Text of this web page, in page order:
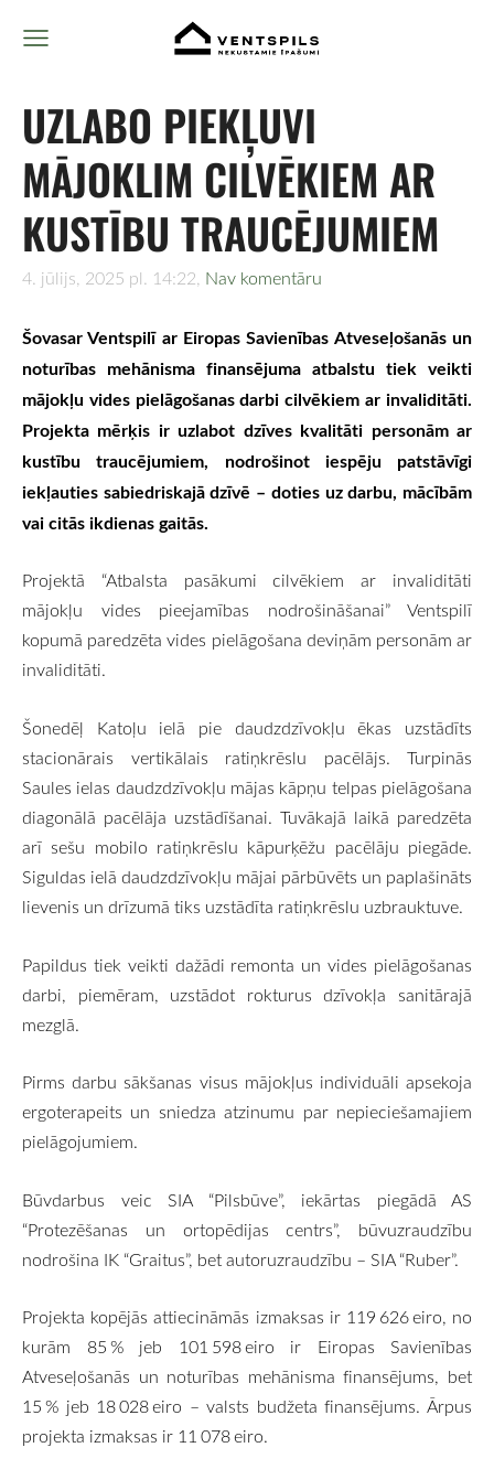
UZLABO PIEKĻUVI
MĀJOKLIM CILVĒKIEM AR
KUSTĪBU TRAUCĒJUMIEM
4. jūlijs, 2025 pl. 14:22, Nav komentāru
Šovasar Ventspilī ar Eiropas Savienības Atveseļošanās un
noturības mehānisma finansējuma atbalstu tiek veikti
mājokļu vides pielāgošanas darbi cilvēkiem ar invaliditāti.
Projekta mērķis ir uzlabot dzīves kvalitāti personām ar
kustību traucējumiem, nodrošinot iespēju patstāvīgi
iekļauties sabiedriskajā dzīvē – doties uz darbu, mācībām
vai citās ikdienas gaitās.
Projektā “Atbalsta pasākumi cilvēkiem ar invaliditāti
mājokļu vides pieejamības nodrošināšanai” Ventspilī
kopumā paredzēta vides pielāgošana deviņām personām ar
invaliditāti.
Šonedēļ Katoļu ielā pie daudzdzīvokļu ēkas uzstādīts
stacionārais vertikālais ratiņkrēslu pacēlājs. Turpinās
Saules ielas daudzdzīvokļu mājas kāpņu telpas pielāgošana
diagonālā pacēlāja uzstādīšanai. Tuvākajā laikā paredzēta
arī sešu mobilo ratiņkrēslu kāpurķēžu pacēlāju piegāde.
Siguldas ielā daudzdzīvokļu mājai pārbūvēts un paplašināts
lievenis un drīzumā tiks uzstādīta ratiņkrēslu uzbrauktuve.
Papildus tiek veikti dažādi remonta un vides pielāgošanas
darbi, piemēram, uzstādot rokturus dzīvokļa sanitārajā
mezglā.
Pirms darbu sākšanas visus mājokļus individuāli apsekoja
ergoterapeits un sniedza atzinumu par nepieciešamajiem
pielāgojumiem.
Būvdarbus veic SIA “Pilsbūve”, iekārtas piegādā AS
“Protezēšanas un ortopēdijas centrs”, būvuzraudzību
nodrošina IK “Graitus”, bet autoruzraudzību – SIA “Ruber”.
Projekta kopējās attiecināmās izmaksas ir 119 626 eiro, no
kurām 85 % jeb 101 598 eiro ir Eiropas Savienības
Atveseļošanās un noturības mehānisma finansējums, bet
15 % jeb 18 028 eiro – valsts budžeta finansējums. Ārpus
projekta izmaksas ir 11 078 eiro.